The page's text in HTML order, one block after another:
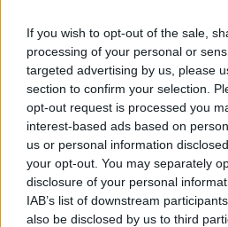
If you wish to opt-out of the sale,
processing of your personal or
targeted advertising by us, please
section to confirm your selection.
opt-out request is processed you
interest-based ads based on
us or personal information
your opt-out. You may separately
disclosure of your personal
IAB’s list of downstream
also be disclosed by us to third
Area di sosta (PS)
Lago al Boschetto
9,4
Servizi / Posizione